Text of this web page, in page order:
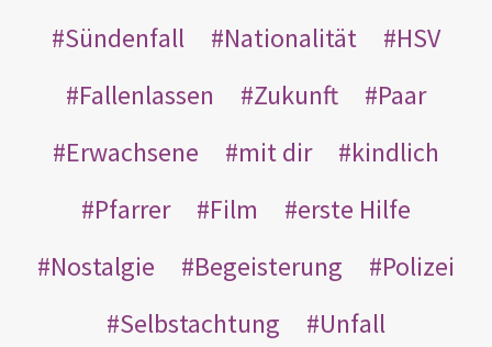
Sündenfall
Nationalität
HSV
Fallenlassen
Zukunft
Paar
Erwachsene
mit dir
kindlich
Pfarrer
Film
erste Hilfe
Nostalgie
Begeisterung
Polizei
Selbstachtung
Unfall